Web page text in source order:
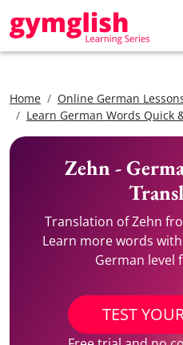
Home
Online German
Learn German Words Quick
Zehn -
Translation of Zehn
Learn more words with
German level
TEST